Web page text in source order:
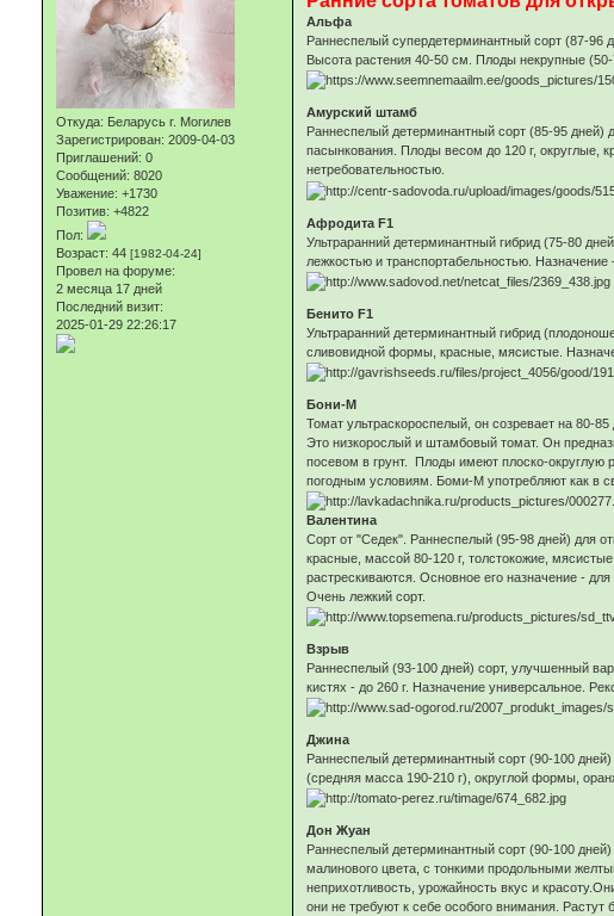
Откуда: Беларусь г. Могилев
Зарегистрирован: 2009-04-03
Приглашений: 0
Сообщений: 8020
Уважение: +1730
Позитив: +4822
Пол:
Возраст: 44 [1982-04-24]
Провел на форуме:
2 месяца 17 дней
Последний визит:
2025-01-29 22:26:17
Альфа
Раннеспелый супердетерминантный сорт (87-96
Высота растения 40-50 см. Плоды некрупные
Амурский штамб
Раннеспелый детерминантный сорт (85-95
пасынкования. Плоды весом до 120 г, округлые,
нетребовательностью.
Афродита F1
Ультраранний детерминантный гибрид (75-80
лежкостью и транспортабельностью.
Бенито F1
Ультраранний детерминантный гибрид
сливовидной формы, красные, мясистые.
Бони-М
Томат ультраскороспелый, он созревает на 80-85
Это низкорослый и штамбовый томат. Он
посевом в грунт. Плоды имеют плоско-округлую
погодным условиям. Боми-М употребляют как в
Валентина
Сорт от "Седек". Раннеспелый (95-98 дней) для
красные, массой 80-120 г, толстокожие,
растрескиваются. Основное его назначение - для
Очень лежкий сорт.
Взрыв
Раннеспелый (93-100 дней) сорт, улучшенный
кистях - до 260 г. Назначение универсальное.
Джина
Раннеспелый детерминантный сорт (90-100
(средняя масса 190-210 г), округлой формы,
Дон Жуан
Раннеспелый детерминантный сорт (90-100
малинового цвета, с тонкими продольными
неприхотливость, урожайность вкус и
они не требуют к себе особого внимания. Растут